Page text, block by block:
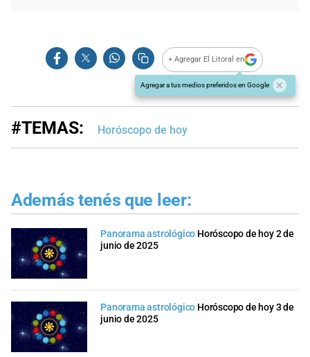
+ Agregar El Litoral en
Agregar a tus medios preferidos en Google
#TEMAS: Horóscopo de hoy
Además tenés que leer:
Panorama astrológico Horóscopo de hoy 2 de
junio de 2025
Panorama astrológico Horóscopo de hoy 3 de
junio de 2025